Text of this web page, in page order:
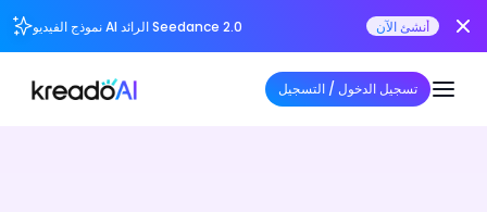
نموذج الفيديو AI الرائد Seedance 2.0 أنشئ الآن
تسجيل الدخول / التسجيل